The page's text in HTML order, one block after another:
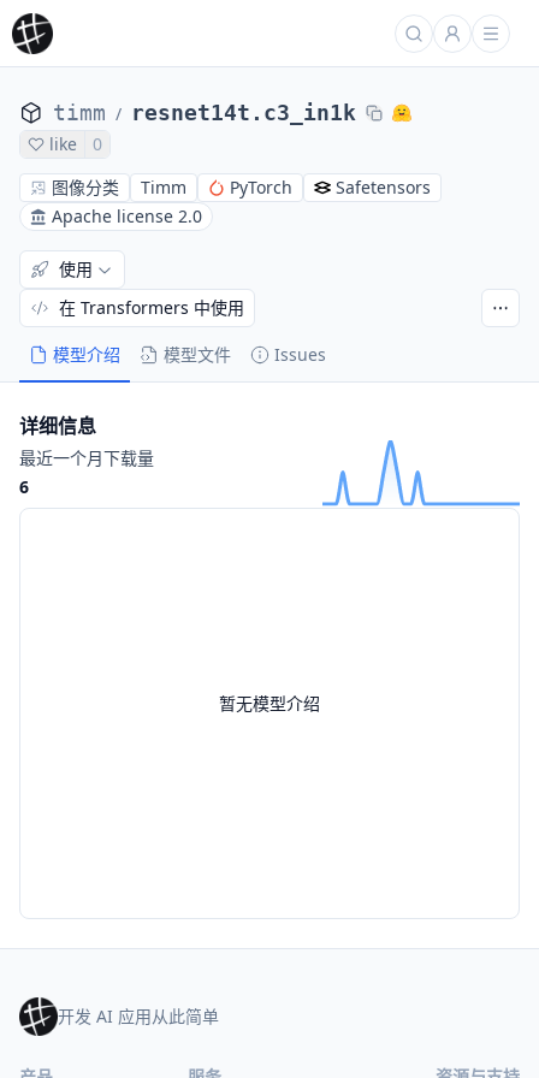
timm / resnet14t.c3_in1k
like
0
图像分类
Timm PyTorch
Safetensors
Apache license 2.0
模型介绍 模型文件 Issues
使用
在 Transformers 中使用
暂无模型介绍
详细信息
最近一个月下载量
6
开发 AI 应用从此简单